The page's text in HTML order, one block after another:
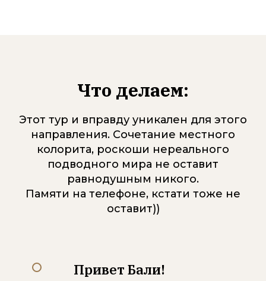
Что делаем:
Этот тур и вправду уникален для этого
направления. Сочетание местного
колорита, роскоши нереального
подводного мира не оставит
равнодушным никого.
Памяти на телефоне, кстати тоже не
оставит))
Привет Бали!